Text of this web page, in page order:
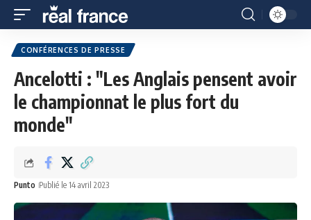
CONFÉRENCES DE PRESSE
Ancelotti : "Les Anglais pensent avoir
le championnat le plus fort du
monde"
Punto Publié le 14 avril 2023